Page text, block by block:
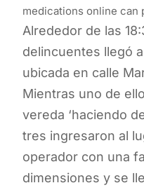
medications online can
Alrededor de las
delincuentes llegó
ubicada en calle
Mientras uno de
vereda ‘haciendo
tres ingresaron al
operador con una
dimensiones y se